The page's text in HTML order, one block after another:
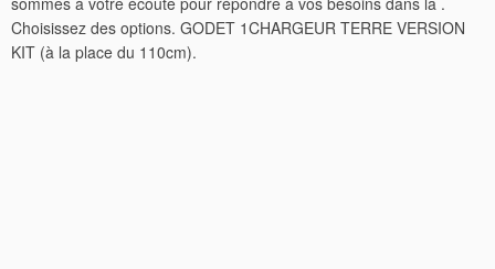
Choisissez des options. GODET 1CHARGEUR TERRE VERSION
KIT (à la place du 110cm).